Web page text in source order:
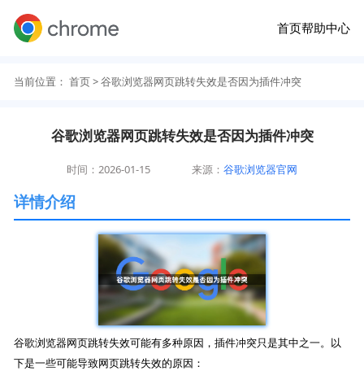
首页帮助中心
当前位置： 首页> 谷歌浏览器网页跳转失效是否因为插件冲突
谷歌浏览器网页跳转失效是否因为插件冲突
时间：2026-01-15 来源：谷歌浏览器官网
详情介绍
谷歌浏览器网页跳转失效可能有多种原因，插件冲突只是其中之一。以
下是一些可能导致网页跳转失效的原因：